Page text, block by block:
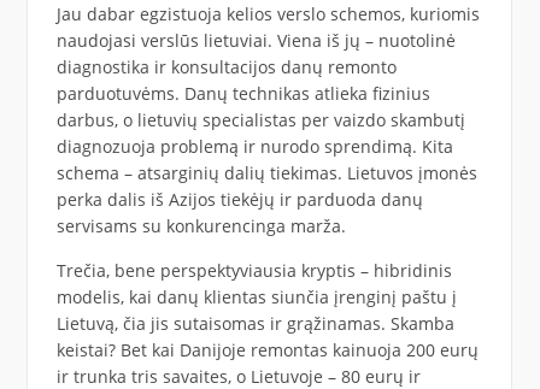
Jau dabar egzistuoja kelios verslo schemos, kuriomis
naudojasi verslūs lietuviai. Viena iš jų – nuotolinė
diagnostika ir konsultacijos danų remonto
parduotuvėms. Danų technikas atlieka fizinius
darbus, o lietuvių specialistas per vaizdo skambutį
diagnozuoja problemą ir nurodo sprendimą. Kita
schema – atsarginių dalių tiekimas. Lietuvos įmonės
perka dalis iš Azijos tiekėjų ir parduoda danų
servisams su konkurencinga marža.
Trečia, bene perspektyviausia kryptis – hibridinis
modelis, kai danų klientas siunčia įrenginį paštu į
Lietuvą, čia jis sutaisomas ir grąžinamas. Skamba
keistai? Bet kai Danijoje remontas kainuoja 200 eurų
ir trunka tris savaites, o Lietuvoje – 80 eurų ir